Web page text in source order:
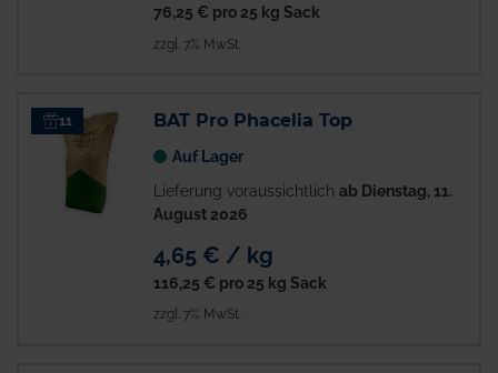
76,25 € pro 25 kg Sack
zzgl. 7% MwSt.
11 BAT Pro Phacelia Top
Auf Lager
Lieferung voraussichtlich ab Dienstag, 11.
August 2026
4,65 € / kg
116,25 € pro 25 kg Sack
zzgl. 7% MwSt.